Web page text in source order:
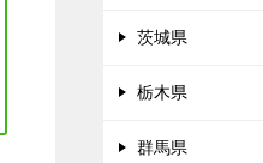
茨城県
栃木県
群馬県